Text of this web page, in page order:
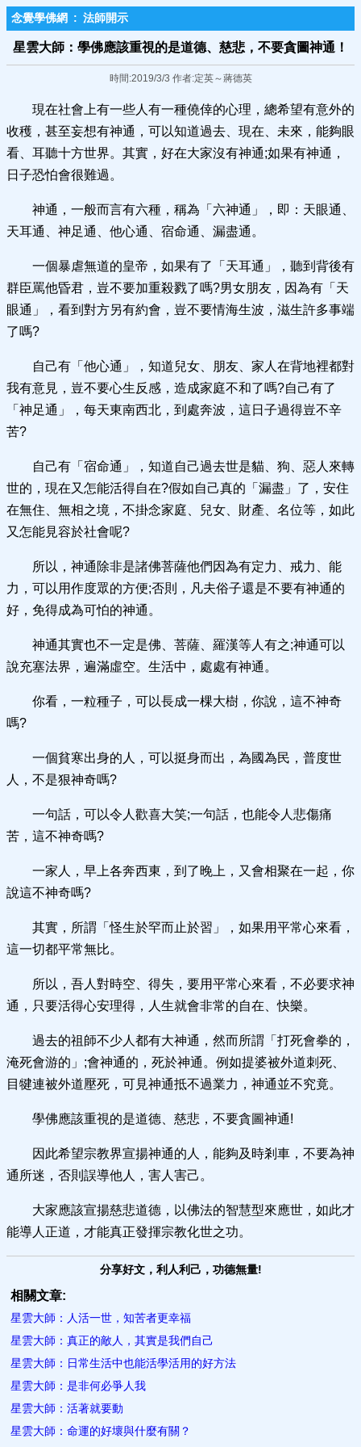
念覺學佛網 : 法師開示
星雲大師：學佛應該重視的是道德、慈悲，不要貪圖神通！​
時間:2019/3/3 作者:定英～蔣德英
現在社會上有一些人有一種僥倖的心理，總希望有意外的
收穫，甚至妄想有神通，可以知道過去、現在、未來，能夠眼
看、耳聽十方世界。其實，好在大家沒有神通;如果有神通，
日子恐怕會很難過。
神通，一般而言有六種，稱為「六神通」，即：天眼通、
天耳通、神足通、他心通、宿命通、漏盡通。
一個暴虐無道的皇帝，如果有了「天耳通」，聽到背後有
群臣罵他昏君，豈不要加重殺戮了嗎?男女朋友，因為有「天
眼通」，看到對方另有約會，豈不要情海生波，滋生許多事端
了嗎?
自己有「他心通」，知道兒女、朋友、家人在背地裡都對
我有意見，豈不要心生反感，造成家庭不和了嗎?自己有了
「神足通」，每天東南西北，到處奔波，這日子過得豈不辛
苦?
自己有「宿命通」，知道自己過去世是貓、狗、惡人來轉
世的，現在又怎能活得自在?假如自己真的「漏盡」了，安住
在無住、無相之境，不掛念家庭、兒女、財產、名位等，如此
又怎能見容於社會呢?
所以，神通除非是諸佛菩薩他們因為有定力、戒力、能
力，可以用作度眾的方便;否則，凡夫俗子還是不要有神通的
好，免得成為可怕的神通。
神通其實也不一定是佛、菩薩、羅漢等人有之;神通可以
說充塞法界，遍滿虛空。生活中，處處有神通。
你看，一粒種子，可以長成一棵大樹，你說，這不神奇
嗎?
一個貧寒出身的人，可以挺身而出，為國為民，普度世
人，不是狠神奇嗎?
一句話，可以令人歡喜大笑;一句話，也能令人悲傷痛
苦，這不神奇嗎?
一家人，早上各奔西東，到了晚上，又會相聚在一起，你
說這不神奇嗎?
其實，所謂「怪生於罕而止於習」，如果用平常心來看，
這一切都平常無比。
所以，吾人對時空、得失，要用平常心來看，不必要求神
通，只要活得心安理得，人生就會非常的自在、快樂。
過去的祖師不少人都有大神通，然而所謂「打死會拳的，
淹死會游的」;會神通的，死於神通。例如提婆被外道刺死、
目犍連被外道壓死，可見神通抵不過業力，神通並不究竟。
學佛應該重視的是道德、慈悲，不要貪圖神通!
因此希望宗教界宣揚神通的人，能夠及時剎車，不要為神
通所迷，否則誤導他人，害人害己。
大家應該宣揚慈悲道德，以佛法的智慧型來應世，如此才
能導人正道，才能真正發揮宗教化世之功。
分享好文，利人利己，功德無量!
相關文章:
星雲大師：人活一世，知苦者更幸​福
星雲大師：真正的敵人，其實是​我們自己
星雲大師：日常生活中也能活學活用的好方法
星雲大師：是非何必爭人我
星雲大師：活著就要動
星雲大師：命運的好壞與什麼有關？